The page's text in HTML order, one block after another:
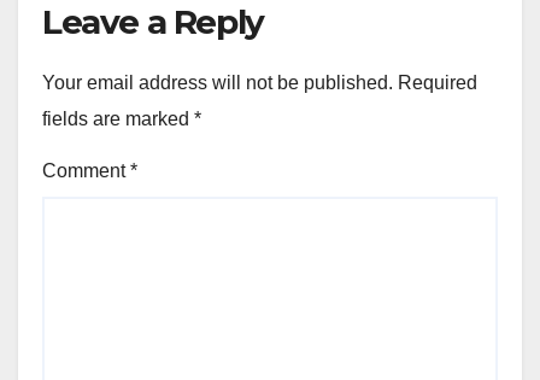
Leave a Reply
Your email address will not be published. Required
fields are marked *
Comment*